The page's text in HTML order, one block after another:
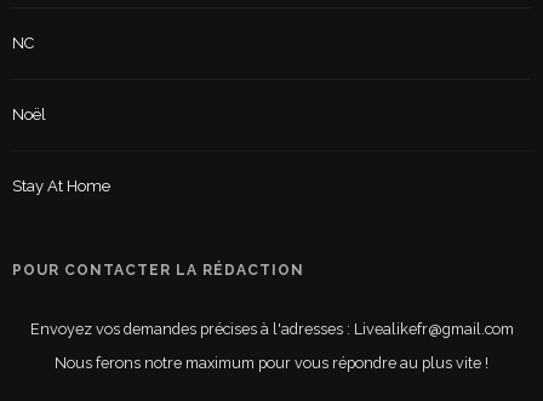
NC
Noël
Stay At Home
POUR CONTACTER LA RÉDACTION
Envoyez vos demandes précises à l'adresses : Livealikefr@gmail.com
Nous ferons notre maximum pour vous répondre au plus vite !